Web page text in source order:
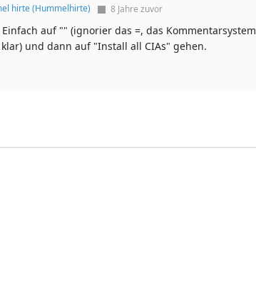
hirte (Hummelhirte) 8 Jahre zuvor
auf "" (ignorier das =, das Kommentarsystem
und dann auf "Install all CIAs" gehen.